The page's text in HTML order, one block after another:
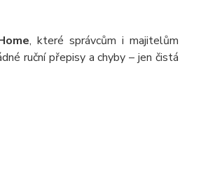
, které správcům i majitelům
ruční přepisy a chyby – jen čistá